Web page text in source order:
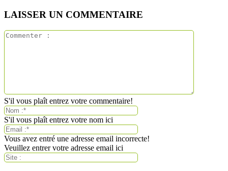
LAISSER UN COMMENTAIRE
S'il vous plaît entrez votre commentaire!
S'il vous plaît entrez votre nom ici
Vous avez entré une adresse email incorrecte!
Veuillez entrer votre adresse email ici